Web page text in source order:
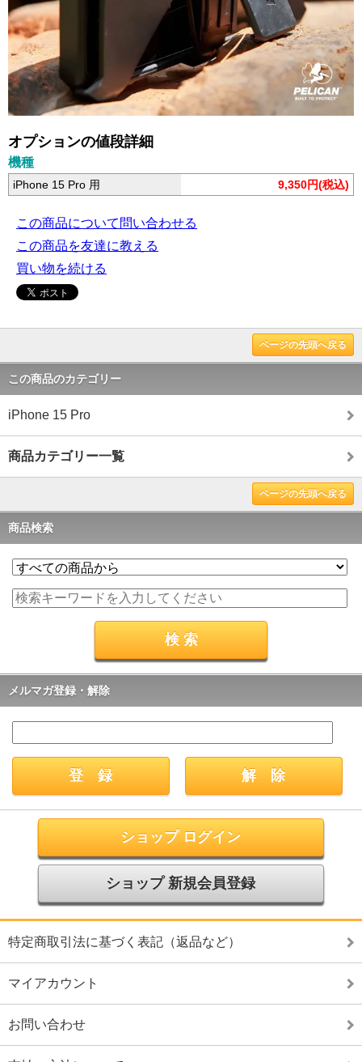
オプションの値段詳細
機種
iPhone 15 Pro 用 9,350円(税込)
この商品について問い合わせる
この商品を友達に教える
買い物を続ける
ページの先頭へ戻る
この商品のカテゴリー
iPhone 15 Pro
商品カテゴリー一覧
ページの先頭へ戻る
商品検索
メルマガ登録・解除
ショップ ログイン
ショップ 新規会員登録
特定商取引法に基づく表記（返品など）
マイアカウント
お問い合わせ